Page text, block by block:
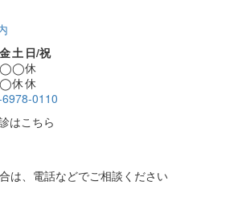
金土 日/祝
◯◯休
◯休休
0110
はこちら
は、電話などでご相談ください